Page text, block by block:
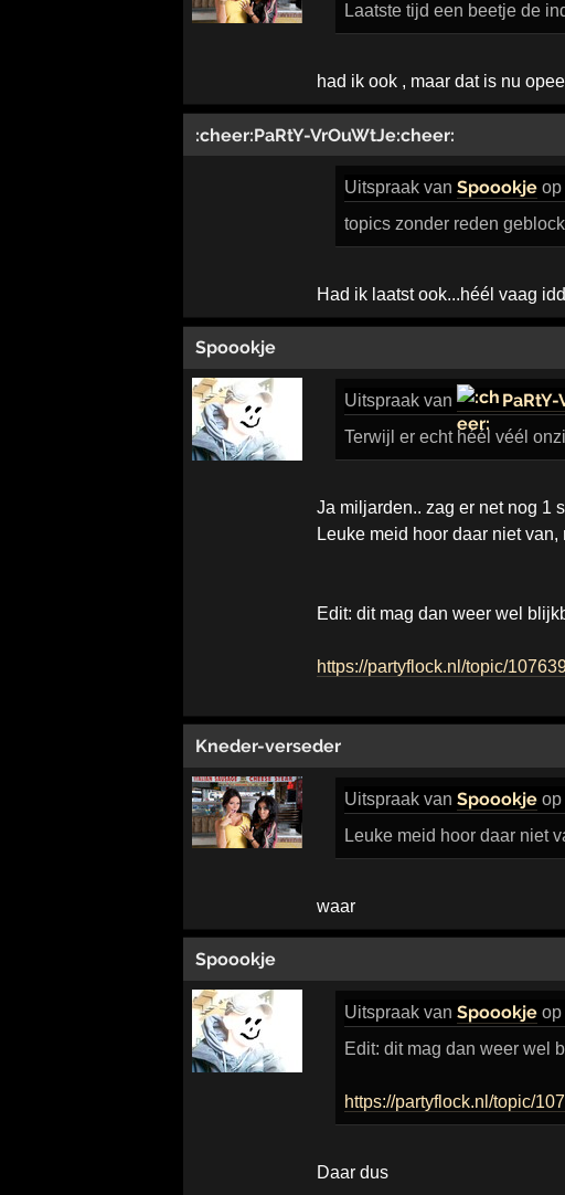
Laatste tijd een beetje de
had ik ook , maar dat is nu
:cheer:PaRtY-VrOuWtJe:cheer:
Uitspraakvan Spoookjeop
topics zonder reden
Had ik laatst ook...héél vaag
Spoookje
Uitspraakvan
Terwijl er echt héél véél
Ja miljarden.. zag er net nog 1
Leuke meid hoor daar niet
Edit: dit mag dan weer wel
https://partyflock.nl/topic/
Kneder-verseder
Uitspraakvan Spoookjeop
Leuke meid hoor daar niet
waar
Spoookje
Uitspraakvan Spoookjeop
Edit: dit mag dan weer wel
https://partyflock.nl/topic/
Daar dus